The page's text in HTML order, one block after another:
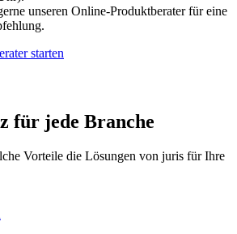
unseren Online-Produktberater für eine
starten
für jede Branche
Vorteile die Lösungen von juris für Ihre